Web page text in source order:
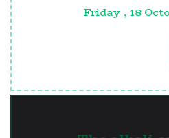
Friday , 18